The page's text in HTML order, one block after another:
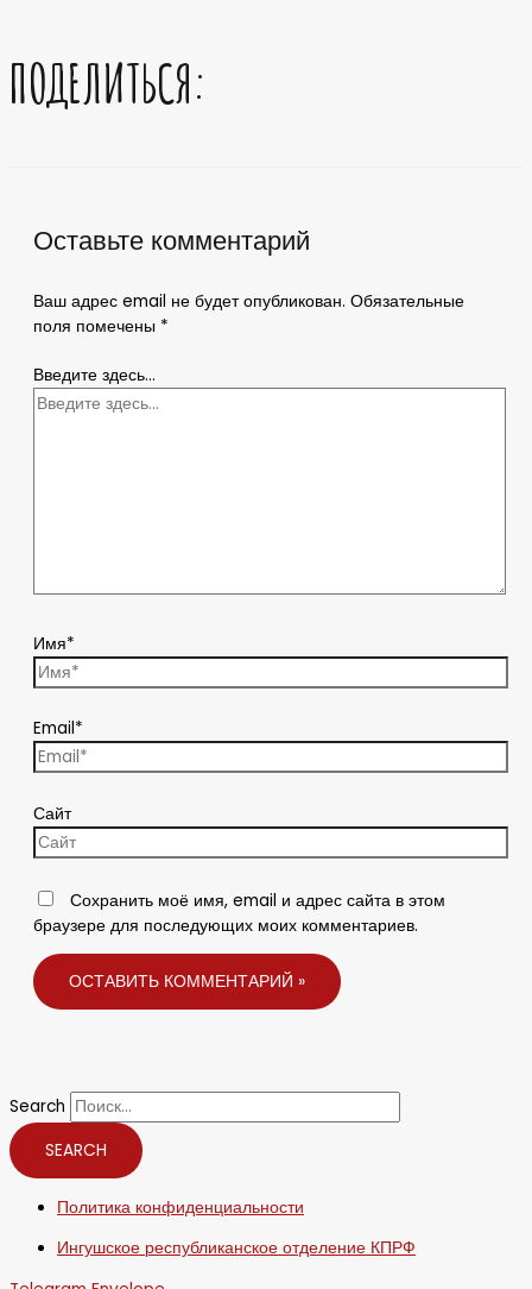
ПОДЕЛИТЬСЯ:
Оставьте комментарий
Ваш адрес email не будет опубликован. Обязательные
поля помечены *
Введите здесь...
Имя*
Email*
Сайт
Сохранить моё имя, email и адрес сайта в этом
браузере для последующих моих комментариев.
Search
SEARCH
Политика конфиденциальности
Ингушское республиканское отделение КПРФ